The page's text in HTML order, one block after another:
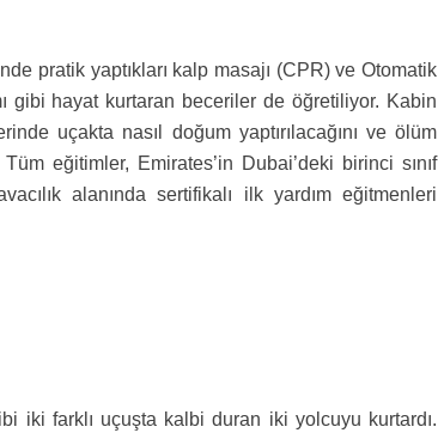
pratik yaptıkları kalp masajı (CPR) ve Otomatik
gibi hayat kurtaran beceriler de öğretiliyor. Kabin
uçakta nasıl doğum yaptırılacağını ve ölüm
eğitimler, Emirates’in Dubai’deki birinci sınıf
alanında sertifikalı ilk yardım eğitmenleri
iki farklı uçuşta kalbi duran iki yolcuyu kurtardı.